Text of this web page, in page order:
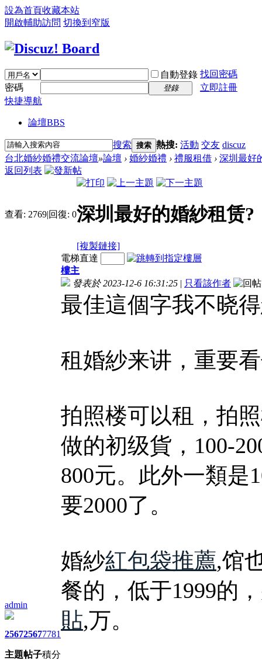
設為首頁收藏本站
開啟輔助訪問 切換到窄版
自動登錄 找回密碼
密碼
登錄
立即註冊
快捷導航
論壇BBS
搜索 搜索 熱搜: 活動 交友 discuz
台北婚紗婚禮交流論壇»論壇 › 婚紗婚禮 › 禮服租借 › 深圳最好
返回列表
查看: 2769|回復: 0深圳最好的婚紗租赁?
[複製鏈接]
admin
2567
主題
2567
帖子
7781
積分
電梯直達
樓主
發表於 2023-12-6 16:31:25 | 只看該作者
最佳這個字我不晓
租婚紗来讲，重要
拍照楼可以租，拍
做的初级貨，100-
800元。此外一類是
要2000了。
婚紗紅包袋推薦,馆
餐的，低于1999的
貼,万。